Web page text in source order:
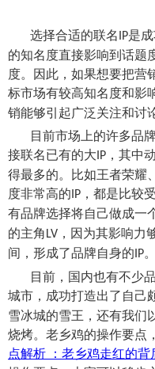
选择合适的联名 IP是
的知名度直接影响到话题
度。因此，如果想要把营
标市场有较高知名度和影
销能够引起广泛关注和讨
目前市场上的许多品
接联名已有的大 IP ，其中
得最多的。比如王者荣耀
度非常高的 IP ，都是比较
有品牌选择将自己做成一
的主角 LV ，因为其影响力
间，形成了品牌自身的 IP。
目前，国内也有不少
城市，成功打造出了自己
雪冰城的雪王，还有我们
烧烤。老乡鸡的操作要点
点解析 ：老乡鸡走红的背